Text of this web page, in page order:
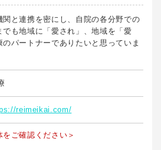
と連携を密にし、自院の各分野での
も地域に「愛され」、地域を「愛
パートナーでありたいと思っていま
reimeikai.com/
ご確認ください＞